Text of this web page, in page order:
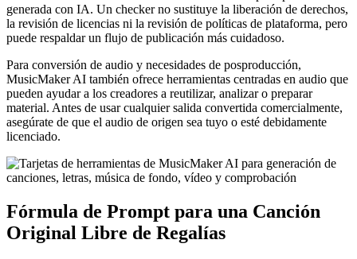
generada con IA. Un checker no sustituye la liberación de derechos,
la revisión de licencias ni la revisión de políticas de plataforma, pero
puede respaldar un flujo de publicación más cuidadoso.
Para conversión de audio y necesidades de posproducción,
MusicMaker AI también ofrece herramientas centradas en audio que
pueden ayudar a los creadores a reutilizar, analizar o preparar
material. Antes de usar cualquier salida convertida comercialmente,
asegúrate de que el audio de origen sea tuyo o esté debidamente
licenciado.
Fórmula de Prompt para una Canción
Original Libre de Regalías